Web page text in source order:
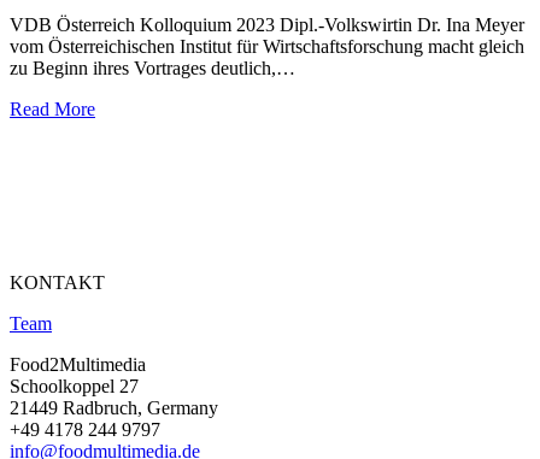
VDB Österreich Kolloquium 2023 Dipl.-Volkswirtin Dr. Ina Meyer
vom Österreichischen Institut für Wirtschaftsforschung macht gleich
zu Beginn ihres Vortrages deutlich,…
Read More
KONTAKT
Team
Food2Multimedia
Schoolkoppel 27
21449 Radbruch, Germany
+49 4178 244 9797
info@foodmultimedia.de